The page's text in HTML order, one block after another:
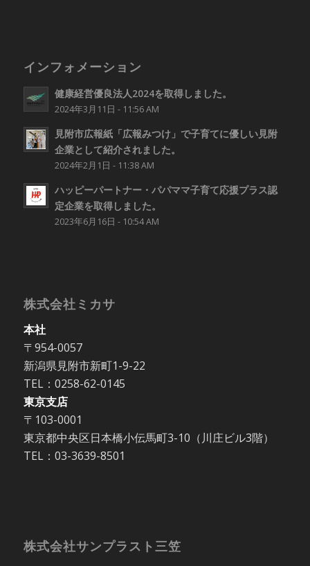
インフォメーション
健康経営優良法人2024を取得しました。
2024年3月11日 - 11:56 AM
見附市広報紙「広報みつけ」で子育てに優しい見附
企業として紹介されました。
2024年2月1日 - 11:38 AM
ハッピーパートナー・パパママ子育て応援プラス認
定企業を取得しました。
2023年6月16日 - 10:54 AM
株式会社ミカサ
本社
〒954-0057
新潟県見附市新町1-9-22
TEL：0258-62-0145
東京支店
〒103-0001
東京都中央区日本橋小伝馬町3-10（川庄ビル3階）
TEL：03-3639-8501
株式会社サンプラスト三笠